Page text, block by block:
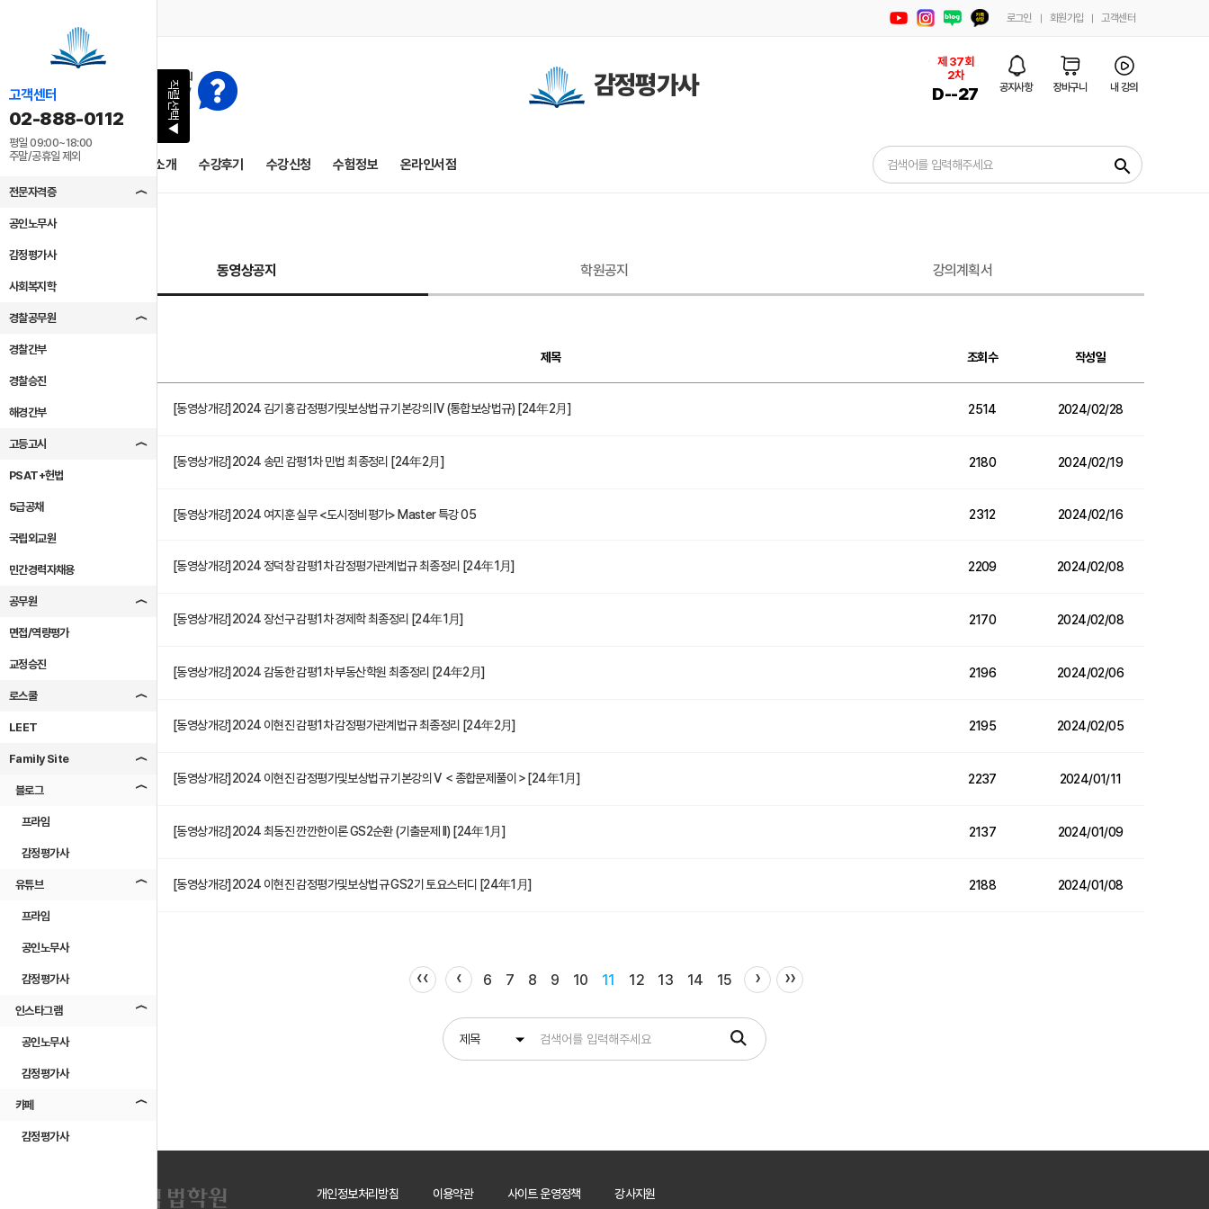
직렬선택
▶
고객센터
02-888-0112
평일 09:00~18:00
주말/공휴일 제외
전문자격증
공인노무사
감정평가사
사회복지학
경찰공무원
경찰간부
경찰승진
해경간부
고등고시
PSAT+헌법
5급공채
국립외교원
민간경력자채용
공무원
면접/역량평가
교정승진
로스쿨
LEET
Family Site
블로그
프라임
감정평가사
유튜브
프라임
공인노무사
감정평가사
인스타그램
공인노무사
감정평가사
카페
감정평가사
로그인 회원가입 고객센터
감정평가사
제 37회
2차
D--27 공지사항 장바구니 내 강의
공지사항 교수소개 수강후기 수강신청 수험정보 온라인서점 search
동영상공지 학원공지 강의계획서
제목 조회수 작성일
[동영상개강]2024 김기홍 감정평가및보상법규 기본강의 IV (통합보상법규) [24年2月] 2514 2024/02/28
[동영상개강]2024 송민 감평1차 민법 최종정리 [24年2月] 2180 2024/02/19
[동영상개강]2024 여지훈 실무 <도시정비평가> Master 특강 05 2312 2024/02/16
[동영상개강]2024 정덕창 감평1차 감정평가관계법규 최종정리 [24年1月] 2209 2024/02/08
[동영상개강]2024 장선구 감평1차 경제학 최종정리 [24年1月] 2170 2024/02/08
[동영상개강]2024 감동한 감평1차 부동산학원 최종정리 [24年2月] 2196 2024/02/06
[동영상개강]2024 이현진 감평1차 감정평가관계법규 최종정리 [24年2月] 2195 2024/02/05
[동영상개강]2024 이현진 감정평가및보상법규 기본강의 V ＜종합문제풀이＞[24年1月] 2237 2024/01/11
[동영상개강]2024 최동진 깐깐한이론 GS2순환 (기출문제 II) [24年1月] 2137 2024/01/09
[동영상개강]2024 이현진 감정평가및보상법규 GS2기 토요스터디 [24年1月] 2188 2024/01/08
‹‹ ‹ 6 7 8 9 10 11 12 13 14 15 › ››
개인정보처리방침 이용약관 사이트 운영정책 강사지원